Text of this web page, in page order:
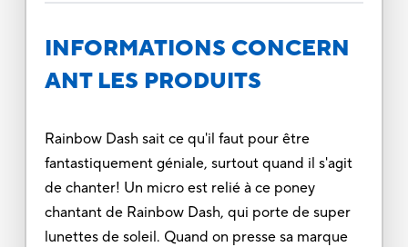
INFORMATIONS CONCERN
ANT LES PRODUITS
Rainbow Dash sait ce qu'il faut pour être
fantastiquement géniale, surtout quand il s'agit
de chanter! Un micro est relié à ce poney
chantant de Rainbow Dash, qui porte de super
lunettes de soleil. Quand on presse sa marque